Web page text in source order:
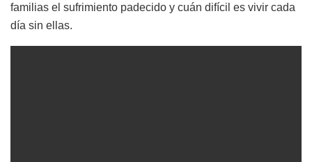
familias el sufrimiento padecido y cuán difícil es vivir cada
día sin ellas.